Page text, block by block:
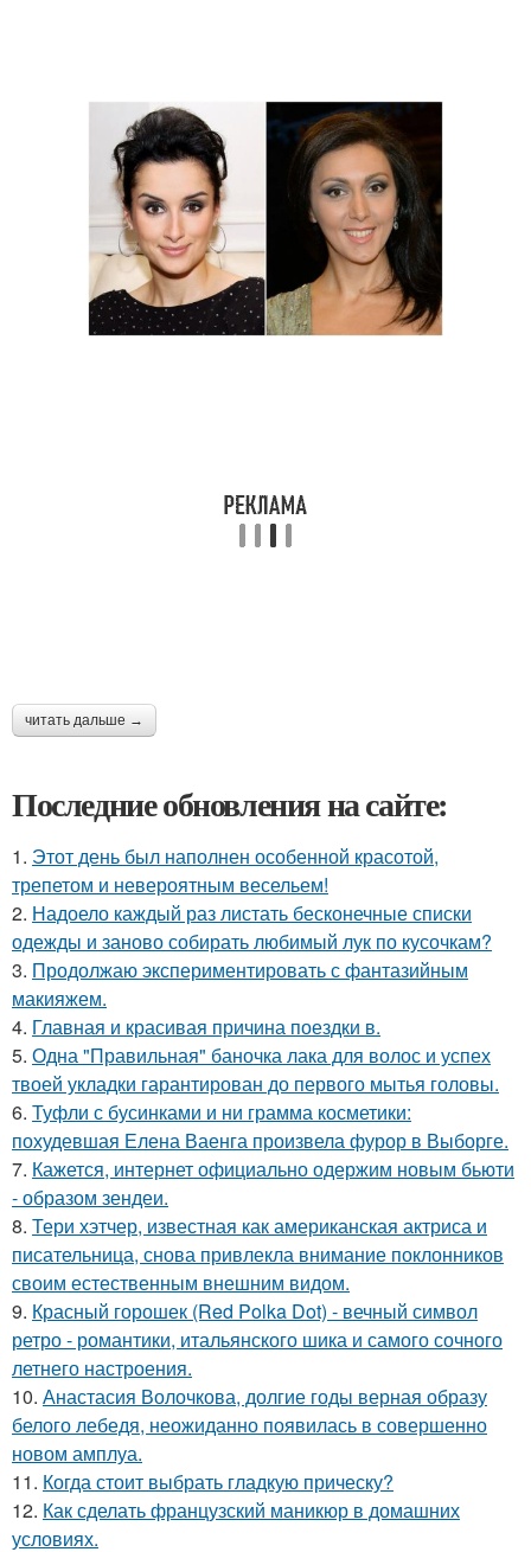
читать дальше →
Последние обновления на сайте:
1. Этот день был наполнен особенной красотой,
трепетом и невероятным весельем!
2. Надоело каждый раз листать бесконечные списки
одежды и заново собирать любимый лук по кусочкам?
3. Продолжаю экспериментировать с фантазийным
макияжем.
4. Главная и красивая причина поездки в.
5. Одна "Правильная" баночка лака для волос и успех
твоей укладки гарантирован до первого мытья головы.
6. Туфли с бусинками и ни грамма косметики:
похудевшая Елена Ваенга произвела фурор в Выборге.
7. Кажется, интернет официально одержим новым бьюти
- образом зендеи.
8. Тери хэтчер, известная как американская актриса и
писательница, снова привлекла внимание поклонников
своим естественным внешним видом.
9. Красный горошек (Red Polka Dot) - вечный символ
ретро - романтики, итальянского шика и самого сочного
летнего настроения.
10. Анастасия Волочкова, долгие годы верная образу
белого лебедя, неожиданно появилась в совершенно
новом амплуа.
11. Когда стоит выбрать гладкую прическу?
12. Как сделать французский маникюр в домашних
условиях.